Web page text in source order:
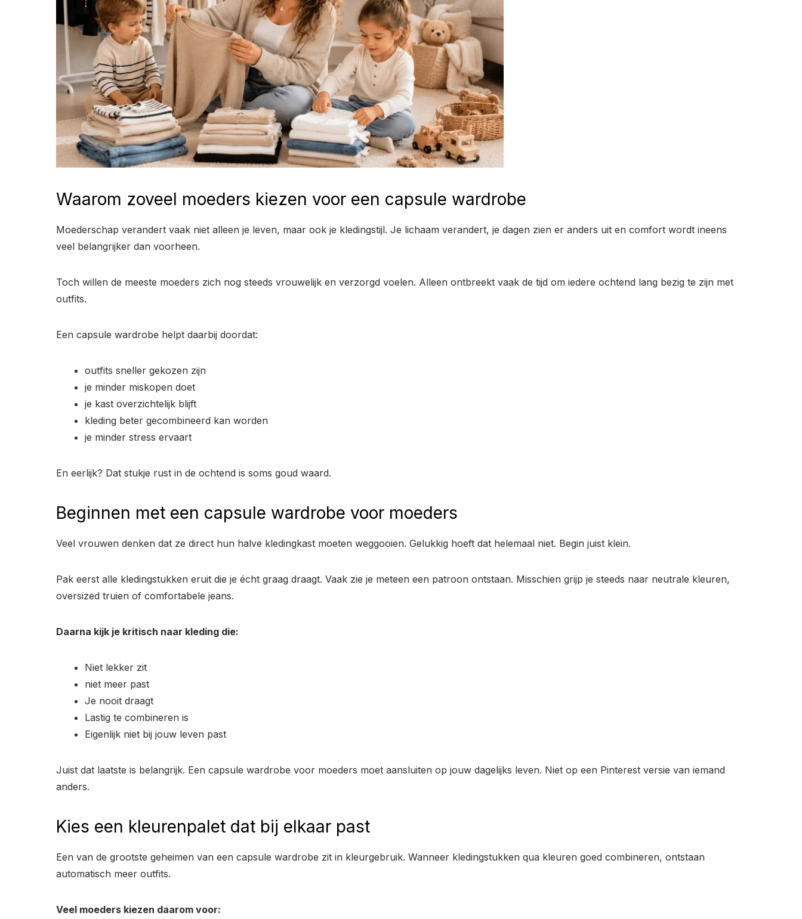
Waarom zoveel moeders kiezen voor een capsule wardrobe
Moederschap verandert vaak niet alleen je leven, maar ook je kledingstijl. Je lichaam verandert, je dagen zien er anders uit en comfort wordt ineens
veel belangrijker dan voorheen.
Toch willen de meeste moeders zich nog steeds vrouwelijk en verzorgd voelen. Alleen ontbreekt vaak de tijd om iedere ochtend lang bezig te zijn met
outfits.
Een capsule wardrobe helpt daarbij doordat:
outfits sneller gekozen zijn
je minder miskopen doet
je kast overzichtelijk blijft
kleding beter gecombineerd kan worden
je minder stress ervaart
En eerlijk? Dat stukje rust in de ochtend is soms goud waard.
Beginnen met een capsule wardrobe voor moeders
Veel vrouwen denken dat ze direct hun halve kledingkast moeten weggooien. Gelukkig hoeft dat helemaal niet. Begin juist klein.
Pak eerst alle kledingstukken eruit die je écht graag draagt. Vaak zie je meteen een patroon ontstaan. Misschien grijp je steeds naar neutrale kleuren,
oversized truien of comfortabele jeans.
Daarna kijk je kritisch naar kleding die:
Niet lekker zit
niet meer past
Je nooit draagt
Lastig te combineren is
Eigenlijk niet bij jouw leven past
Juist dat laatste is belangrijk. Een capsule wardrobe voor moeders moet aansluiten op jouw dagelijks leven. Niet op een Pinterest versie van iemand
anders.
Kies een kleurenpalet dat bij elkaar past
Een van de grootste geheimen van een capsule wardrobe zit in kleurgebruik. Wanneer kledingstukken qua kleuren goed combineren, ontstaan
automatisch meer outfits.
Veel moeders kiezen daarom voor: